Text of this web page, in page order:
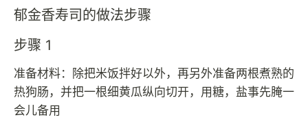
郁金香寿司的做法步骤
步骤 1
准备材料：除把米饭拌好以外，再另外准备两根煮熟的
热狗肠，并把一根细黄瓜纵向切开，用糖，盐事先腌一
会儿备用